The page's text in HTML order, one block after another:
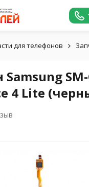
для телефонов
SM-
4 Lite